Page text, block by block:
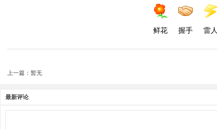
鲜花 握手 雷
上一篇：暂无
最新评论